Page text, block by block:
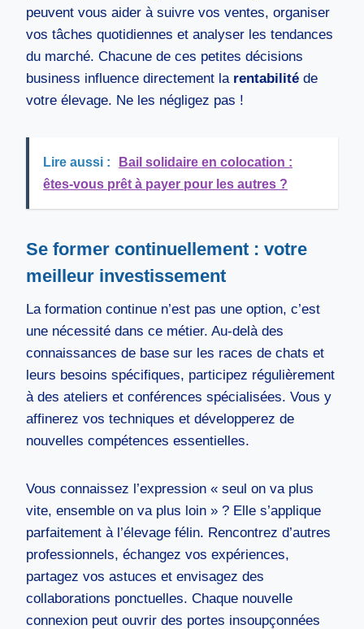
peuvent vous aider à suivre vos ventes, organiser
vos tâches quotidiennes et analyser les tendances
du marché. Chacune de ces petites décisions
business influence directement la rentabilité de
votre élevage. Ne les négligez pas !
Lire aussi :
Bail solidaire en colocation :
êtes-vous prêt à payer pour les autres ?
Se former continuellement : votre
meilleur investissement
La formation continue n’est pas une option, c’est
une nécessité dans ce métier. Au-delà des
connaissances de base sur les races de chats et
leurs besoins spécifiques, participez régulièrement
à des ateliers et conférences spécialisées. Vous y
affinerez vos techniques et développerez de
nouvelles compétences essentielles.
Vous connaissez l’expression « seul on va plus
vite, ensemble on va plus loin » ? Elle s’applique
parfaitement à l’élevage félin. Rencontrez d’autres
professionnels, échangez vos expériences,
partagez vos astuces et envisagez des
collaborations ponctuelles. Chaque nouvelle
connexion peut ouvrir des portes insoupçonnées